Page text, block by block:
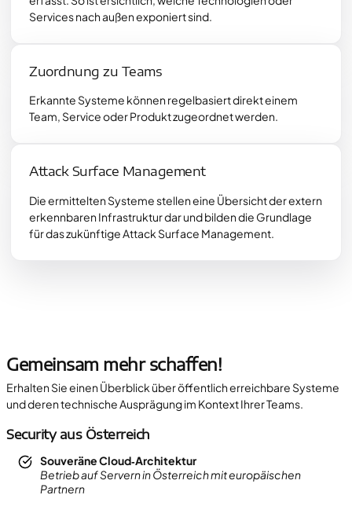
Services nach außen exponiert sind.
Zuordnung zu Teams
Erkannte Systeme können regelbasiert direkt einem
Team, Service oder Produkt zugeordnet werden.
Attack Surface Management
Die ermittelten Systeme stellen eine Übersicht der extern
erkennbaren Infrastruktur dar und bilden die Grundlage
für das zukünftige Attack Surface Management.
Gemeinsam mehr schaffen!
Erhalten Sie einen Überblick über öffentlich erreichbare Systeme
und deren technische Ausprägung im Kontext Ihrer Teams.
Security aus Österreich
Souveräne Cloud‑Architektur
Betrieb auf Servern in Österreich mit europäischen
Partnern